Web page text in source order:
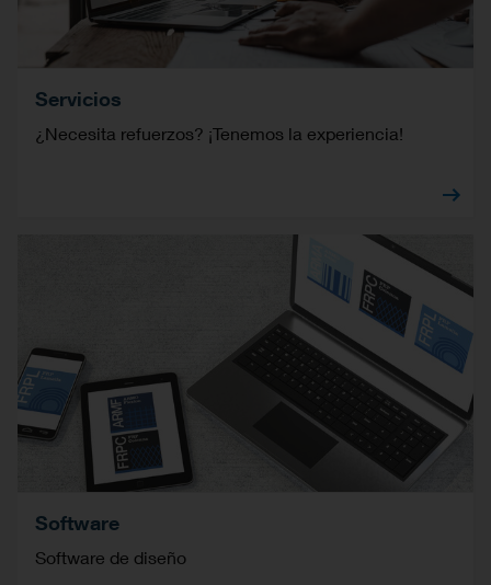
Servicios
¿Necesita refuerzos? ¡Tenemos la experiencia!
Software
Software de diseño